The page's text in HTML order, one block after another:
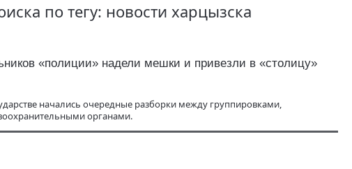
по тегу: новости харцызска
«полиции» надели мешки и привезли в «столицу»
начались очередные разборки между группировками,
органами.